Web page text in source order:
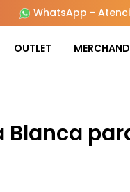
WhatsApp -
OUTLET
Blanca